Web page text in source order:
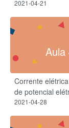
2021-04-21
Aula
Corrente
de potencial
2021-04-28